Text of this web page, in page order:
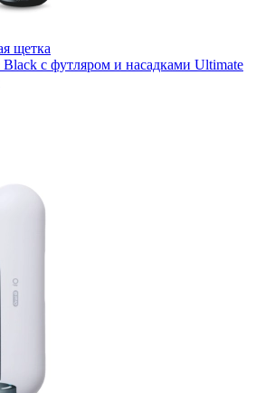
щетка
c футляром и насадками Ultimate